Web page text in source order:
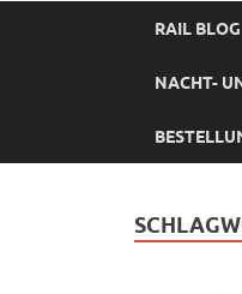
RAIL BLOG
NACHT-